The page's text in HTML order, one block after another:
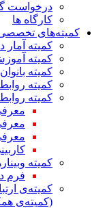
درخواست
کارگاه ها
کمیته‌های تخصصی
کمیته آمار
کمیته
کمیته بانوان
کمیته روابط
کمیته
کاربینی
کمیته وبینارها
فرم
کمیته‌ی
(کمیته‌ی